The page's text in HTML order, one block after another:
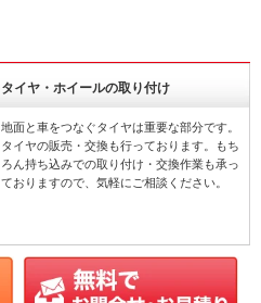
タイヤ・ホイールの取り付け
地面と車をつなぐタイヤは重要な部分です。
タイヤの販売・交換も行っております。もち
ろん持ち込みでの取り付け・交換作業も承っ
ておりますので、気軽にご相談ください。